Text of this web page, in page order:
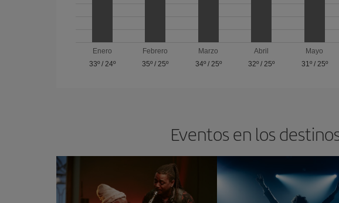
Enero
33º/ 24º
Febrero
35º / 25º
Marzo
34º/ 25º
Abril
32º / 25º
Mayo
31º/ 25º
Eventos en los